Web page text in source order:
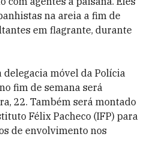
na areia a fim de
em flagrante, durante
delegacia móvel da Polícia
fim de semana será
22. Também será montado
Félix Pacheco (IFP) para
de envolvimento nos